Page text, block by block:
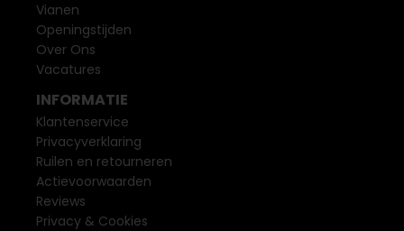
Vianen
Openingstijden
Over Ons
Vacatures
INFORMATIE
Klantenservice
Privacyverklaring
Ruilen en retourneren
Actievoorwaarden
Reviews
Privacy & Cookies